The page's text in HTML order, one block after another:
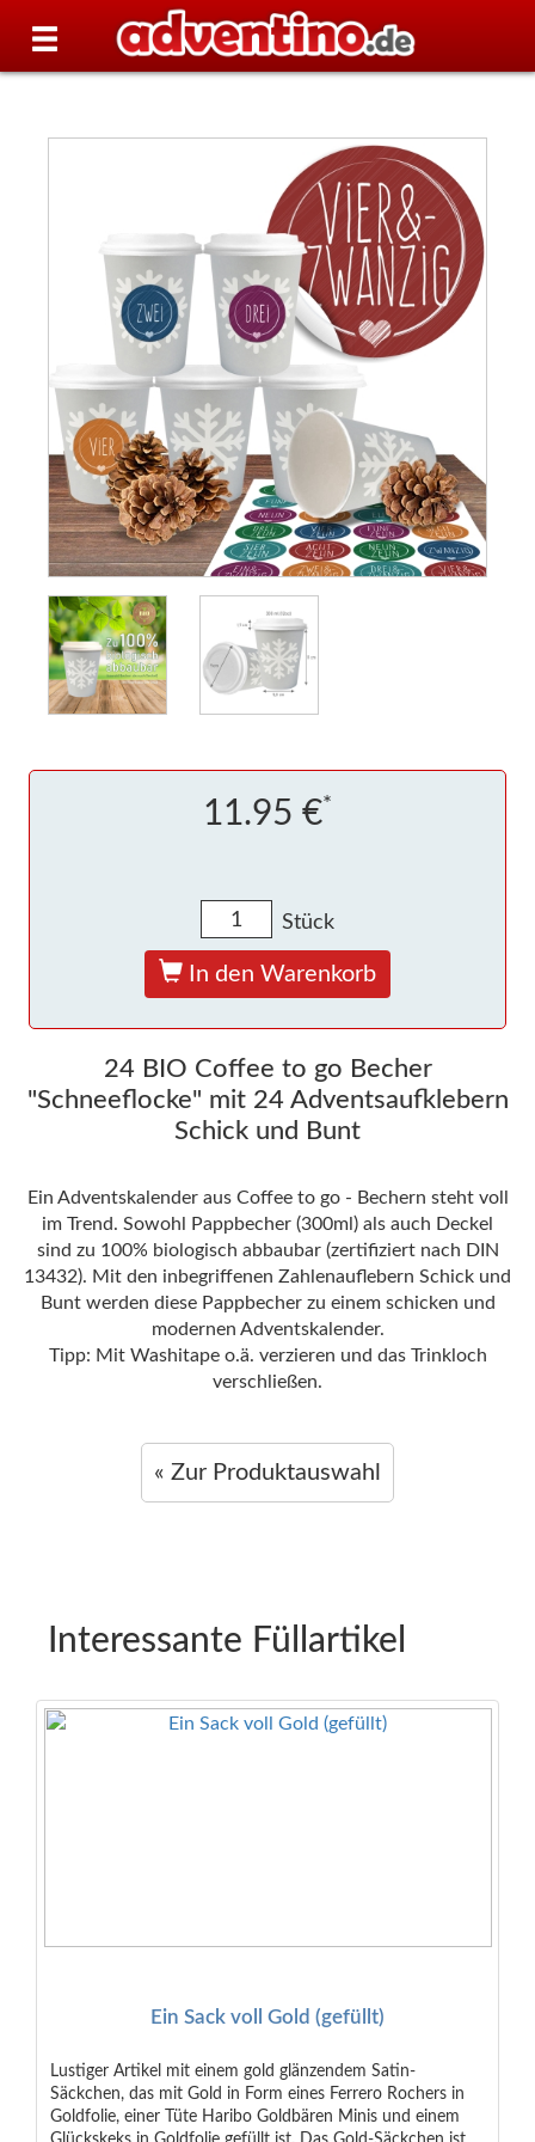
11.95 €*
Stück
In den Warenkorb
24 BIO Coffee to go Becher
"Schneeflocke" mit 24 Adventsaufklebern
Schick und Bunt
Ein Adventskalender aus Coffee to go - Bechern steht voll
im Trend. Sowohl Pappbecher (300ml) als auch Deckel
sind zu 100% biologisch abbaubar (zertifiziert nach DIN
13432). Mit den inbegriffenen Zahlenauflebern Schick und
Bunt werden diese Pappbecher zu einem schicken und
modernen Adventskalender.
Tipp: Mit Washitape o.ä. verzieren und das Trinkloch
verschließen.
« Zur Produktauswahl
Interessante Füllartikel
Ein Sack voll Gold (gefüllt)
Lustiger Artikel mit einem gold glänzendem Satin-
Säckchen, das mit Gold in Form eines Ferrero Rochers in
Goldfolie, einer Tüte Haribo Goldbären Minis und einem